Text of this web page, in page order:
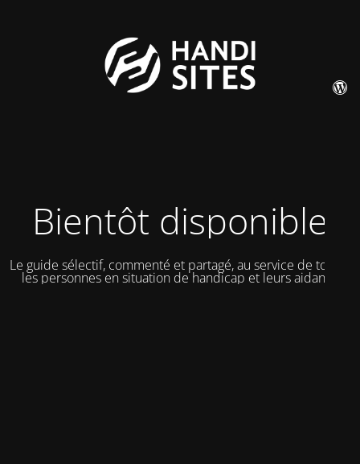
Bientôt disponible
Le guide sélectif, commenté et partagé, au service de toutes
les personnes en situation de handicap et leurs aidants.